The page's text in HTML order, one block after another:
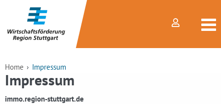
Home Impressum
Impressum
immo.region-stuttgart.de